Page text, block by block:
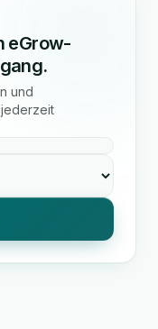
eGrow-
und